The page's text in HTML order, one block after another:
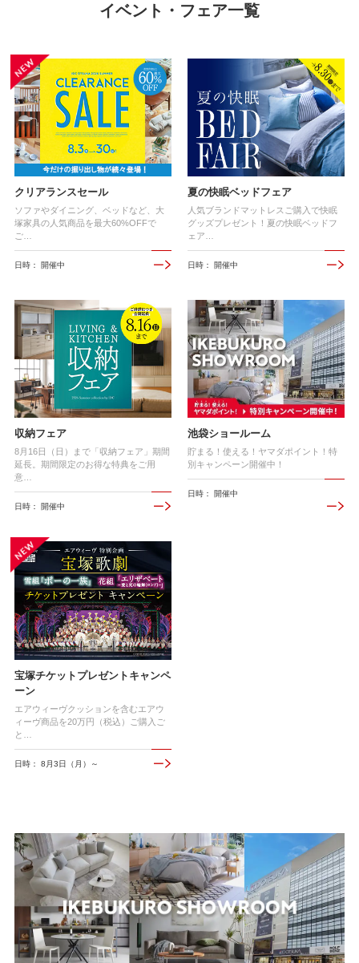
イベント・フェア一覧
クリアランスセール
ソファやダイニング、ベッドなど、大
塚家具の人気商品を最大60%OFFで
ご…
日時： 開催中
夏の快眠ベッドフェア
人気ブランドマットレスご購入で快眠
グッズプレゼント！夏の快眠ベッドフ
ェア…
日時： 開催中
収納フェア
8月16日（日）まで「収納フェア」期間
延長。期間限定のお得な特典をご用
意…
日時： 開催中
池袋ショールーム
貯まる！使える！ヤマダポイント！特
別キャンペーン開催中！
日時： 開催中
宝塚チケットプレゼントキャンペ
ーン
エアウィーヴクッションを含むエアウ
ィーヴ商品を20万円（税込）ご購入ご
と…
日時： 8月3日（月）～